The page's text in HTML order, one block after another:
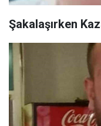
Şakalaşırken